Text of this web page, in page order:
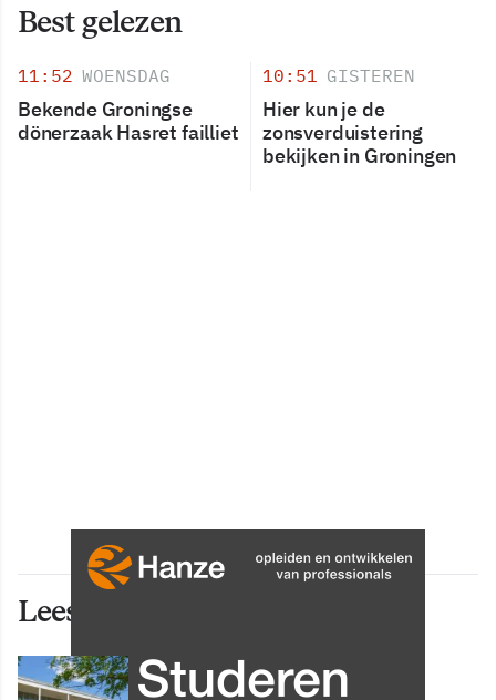
Best gelezen
11:52 WOENSDAG
Bekende Groningse
dönerzaak Hasret failliet
10:51 GISTEREN
Hier kun je de
zonsverduistering
bekijken in Groningen
Lees ook deze artikelen
INNOVATIE